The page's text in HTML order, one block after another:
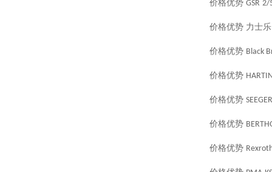
价格优势 GSR 2/
价格优势 力士乐
价格优势 Black
价格优势
价格优势 SEEGER
价格优势
价格优势